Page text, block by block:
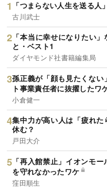
「つまらない人生を送る
古川武士
「本当に幸せになりたい
と・ベスト1
ダイヤモンド社書籍編集局
孫正義が「顔も見たくな
ト事業責任者に抜擢したワ
小倉健一
集中力が高い人は「疲れ
休む？
戸田大介
「再入館禁止」イオンモ
を守れなかったワケ
窪田順生